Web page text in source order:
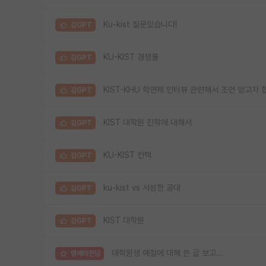
김GPT Ku-kist 질문있습니다!
김GPT KU-KIST 경쟁률
김GPT KIST-KHU 학연제 인터뷰 관련해서 조언 얻고자 합
김GPT KIST 대학원 진학에 대해서
김GPT KU-KIST 컨택
김GPT ku-kist vs 서성한 공대
김GPT KIST 대학원
명예의전당 대학원생 예절에 대해 쓴 글 보고...